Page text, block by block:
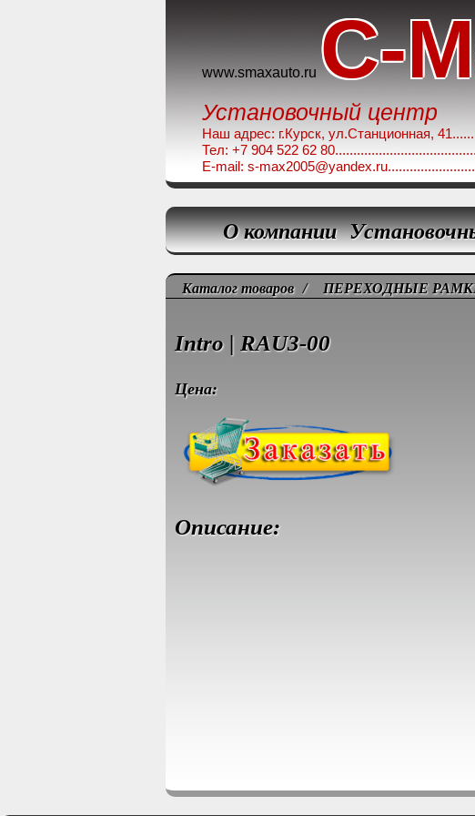
www.smaxauto.ru C-
Установочный центр
Наш адрес: г.Курск, ул.Станционная,
Тел: +7 904 522 62
E-mail: s-
О компании
Каталог товаров / ПЕРЕХОДНЫЕ
Intro | RAU3-00
Цена:
Описание: